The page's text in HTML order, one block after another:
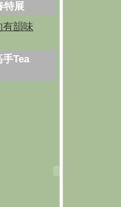
特展
有韻味
Tea